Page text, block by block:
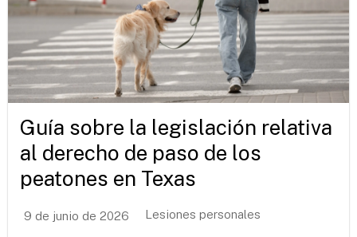
Guía sobre la legislación relativa
al derecho de paso de los
peatones en Texas
9 de junio de 2026 Lesiones personales